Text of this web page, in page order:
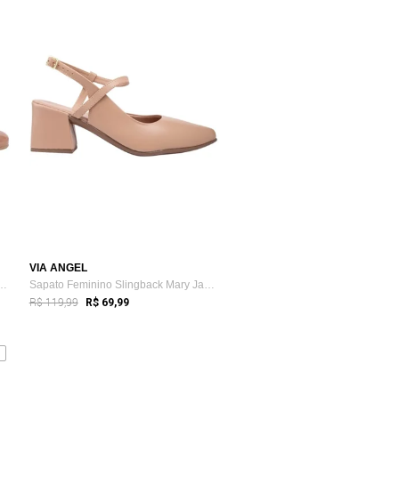
Bico Fino Ve...
VIA ANGEL
Sapato Feminino Slingback Mary Jane Salt...
R$ 119,99 R$ 69,99